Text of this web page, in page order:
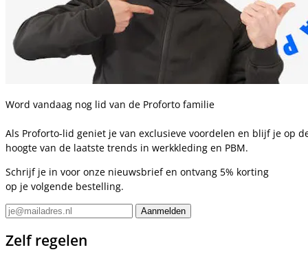
Word vandaag nog lid van de Proforto familie
Als Proforto-lid geniet je van exclusieve voordelen en blijf je op
hoogte van de laatste trends in werkkleding en PBM.
Schrijf je in voor onze nieuwsbrief en ontvang 5% korting
op je volgende bestelling.
Zelf regelen